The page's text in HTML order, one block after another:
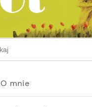
O mnie